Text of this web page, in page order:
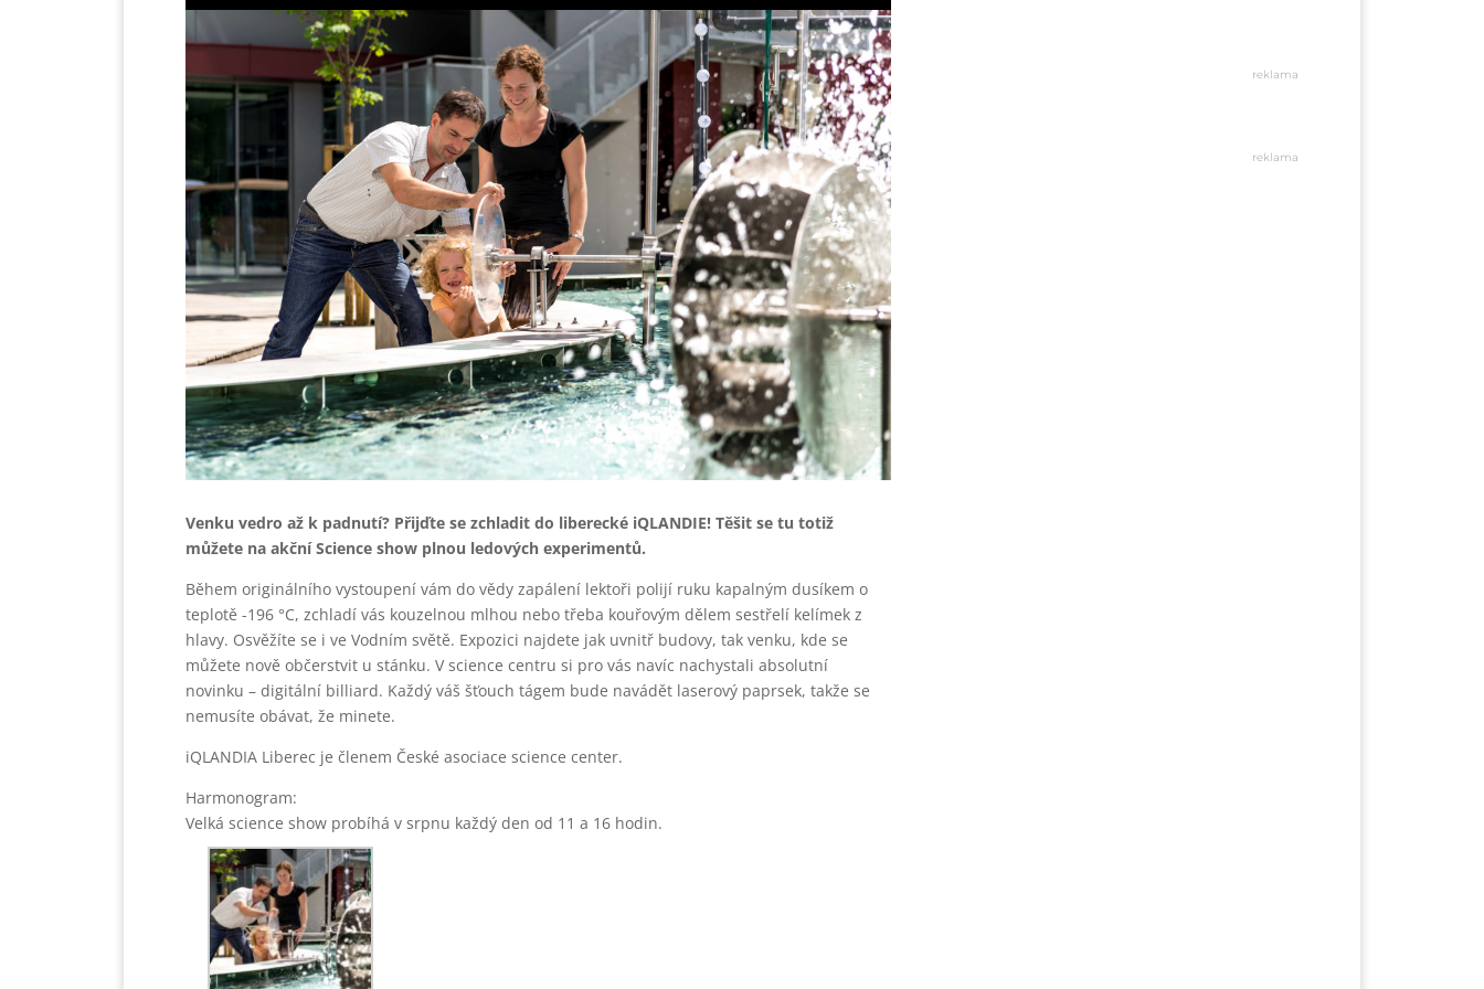
Venku vedro až k padnutí? Přijďte se zchladit do liberecké iQLANDIE! Těšit se tu totiž
můžete na akční Science show plnou ledových experimentů.
Během originálního vystoupení vám do vědy zapálení lektoři polijí ruku kapalným dusíkem o
teplotě -196 °C, zchladí vás kouzelnou mlhou nebo třeba kouřovým dělem sestřelí kelímek z
hlavy. Osvěžíte se i ve Vodním světě. Expozici najdete jak uvnitř budovy, tak venku, kde se
můžete nově občerstvit u stánku. V science centru si pro vás navíc nachystali absolutní
novinku – digitální billiard. Každý váš šťouch tágem bude navádět laserový paprsek, takže se
nemusíte obávat, že minete.
iQLANDIA Liberec je členem České asociace science center.
Harmonogram:
Velká science show probíhá v srpnu každý den od 11 a 16 hodin.
reklama
reklama